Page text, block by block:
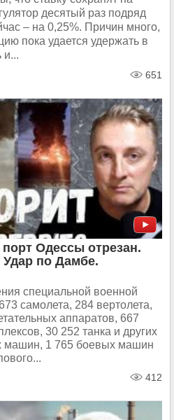
десятый раз подряд
– на 0,25%. Причин много,
пока удается удержать в
и...
651
Одессы отрезан.
по Дамбе.
специальной военной
самолета, 284 вертолета,
аппаратов, 667
30 252 танка и других
машин, 1 765 боевых машин
412